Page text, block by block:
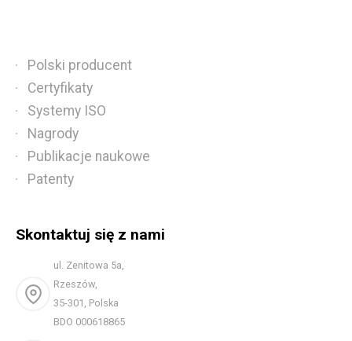
Polski producent
Certyfikaty
Systemy ISO
Nagrody
Publikacje naukowe
Patenty
Skontaktuj się z nami
ul. Zenitowa 5a,
Rzeszów,
35-301, Polska
BDO 000618865